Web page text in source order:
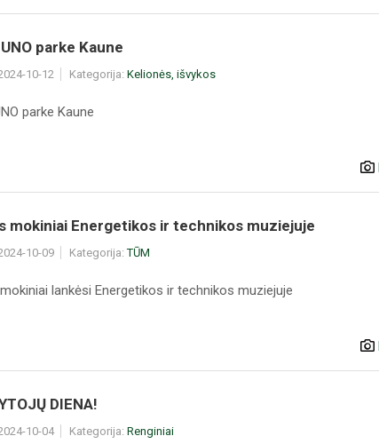
parke Kaune
10-12 Kategorija: Kelionės, išvykos
parke Kaune
mokiniai Energetikos ir technikos muziejuje
10-09 Kategorija:TŪM
lankėsi Energetikos ir technikos muziejuje
DIENA!
10-04 Kategorija: Renginiai